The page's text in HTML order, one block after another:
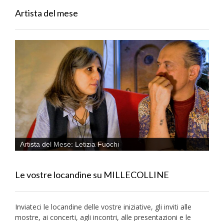
Artista del mese
Artista del Mese: Letizia Fuochi
Le vostre locandine su MILLECOLLINE
Inviateci le locandine delle vostre iniziative, gli inviti alle
mostre, ai concerti, agli incontri, alle presentazioni e le